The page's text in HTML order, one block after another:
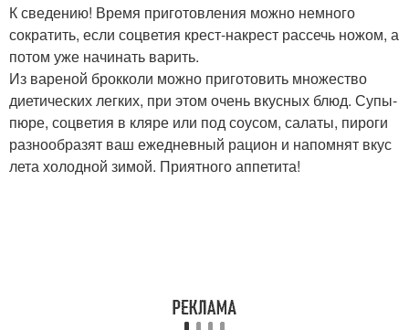
К сведению! Время приготовления можно немного
сократить, если соцветия крест-накрест рассечь ножом, а
потом уже начинать варить.
Из вареной брокколи можно приготовить множество
диетических легких, при этом очень вкусных блюд. Супы-
пюре, соцветия в кляре или под соусом, салаты, пироги
разнообразят ваш ежедневный рацион и напомнят вкус
лета холодной зимой. Приятного аппетита!